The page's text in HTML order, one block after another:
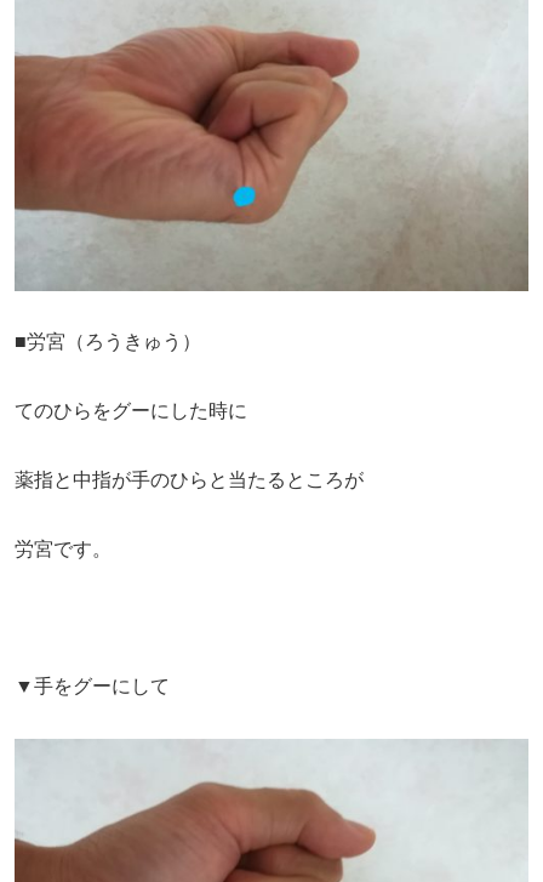
■労宮（ろうきゅう）
てのひらをグーにした時に
薬指と中指が手のひらと当たるところが
労宮です。
▼手をグーにして